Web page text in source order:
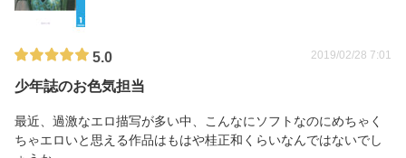
5.0 2019/02/28 7:01
少年誌のお色気担当
最近、過激なエロ描写が多い中、こんなにソフトなのにめちゃく
ちゃエロいと思える作品はもはや桂正和くらいなんではないでし